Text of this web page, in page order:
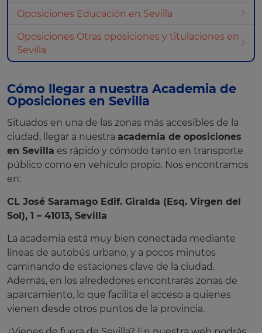
Oposiciones Educación en Sevilla
Oposiciones Otras oposiciones y titulaciones en
Sevilla
Cómo llegar a nuestra Academia de
Oposiciones en Sevilla
Situados en una de las zonas más accesibles de la
ciudad, llegar a nuestra academia de oposiciones
en Sevilla es rápido y cómodo tanto en transporte
público como en vehículo propio. Nos encontramos
en:
CL José Saramago Edif. Giralda (Esq. Virgen del
Sol), 1 – 41013, Sevilla
La academia está muy bien conectada mediante
líneas de autobús urbano, y a pocos minutos
caminando de estaciones clave de la ciudad.
Además, en los alrededores encontrarás zonas de
aparcamiento, lo que facilita el acceso a quienes
vienen desde otros puntos de la provincia.